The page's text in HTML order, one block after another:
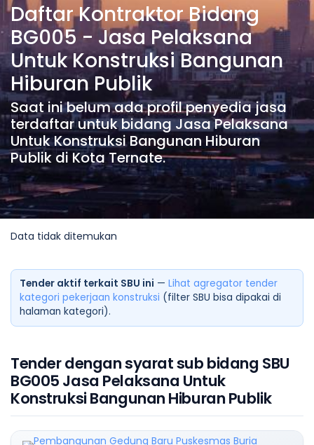
Daftar Kontraktor Bidang
BG005 - Jasa Pelaksana
Untuk Konstruksi Bangunan
Hiburan Publik
Saat ini belum ada profil penyedia jasa
terdaftar untuk bidang Jasa Pelaksana
Untuk Konstruksi Bangunan Hiburan
Publik di Kota Ternate.
Data tidak ditemukan
Tender aktif terkait SBU ini — Lihat agregator tender
kategori pekerjaan konstruksi (filter SBU bisa dipakai di
halaman kategori).
Tender dengan syarat sub bidang SBU
BG005 Jasa Pelaksana Untuk
Konstruksi Bangunan Hiburan Publik